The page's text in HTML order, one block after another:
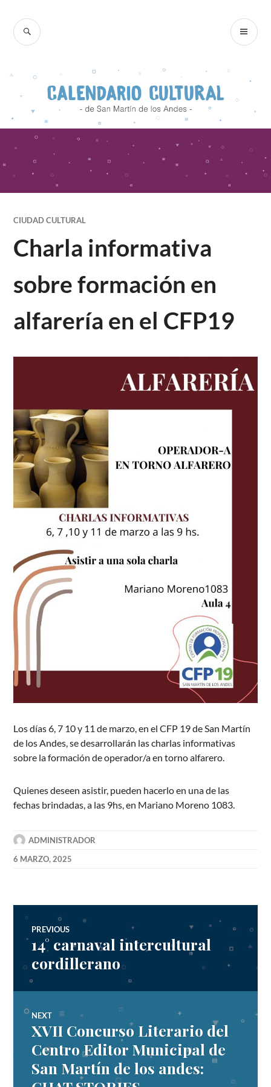
content
SEARCH
CIUDAD CULTURAL
Charla informativa
sobre formación en
alfarería en el CFP19
Los días 6, 7 10 y 11 de marzo, en el CFP 19 de San Martín
de los Andes, se desarrollarán las charlas informativas
sobre la formación de operador/a en torno alfarero.
Quienes deseen asistir, pueden hacerlo en una de las
fechas brindadas, a las 9hs, en Mariano Moreno 1083.
ADMINISTRADOR
6 MARZO, 2025
Navegación
de
entradas
PREVIOUS
Previous
post:
14° carnaval intercultural
cordillerano
NEXT
Next
XVII Concurso Literario del
Centro Editor Municipal de
San Martín de los andes: